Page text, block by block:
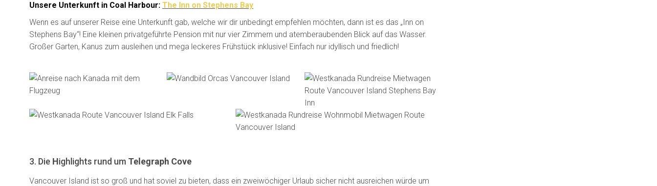
Unsere Unterkunft in Coal Harbour: The Inn on Stephens Bay
Wenn es auf unserer Reise eine Unterkunft gab, welche wir dir unbedingt empfehlen möchten, dann ist es das „Inn on
Stephens Bay“! Eine kleinen privatgeführte Pension mit nur vier Zimmern und atemberaubenden Blick auf das Wasser.
Großer Garten, Kanus zum ausleihen und mega leckeres Frühstück inklusive! Einfach nur idyllisch und friedlich!
3. Die Highlights rund um Telegraph Cove
Vancouver Island ist so groß und hat soviel zu bieten, dass ein zweiwöchiger Urlaub sicher nicht ausreichen würde um